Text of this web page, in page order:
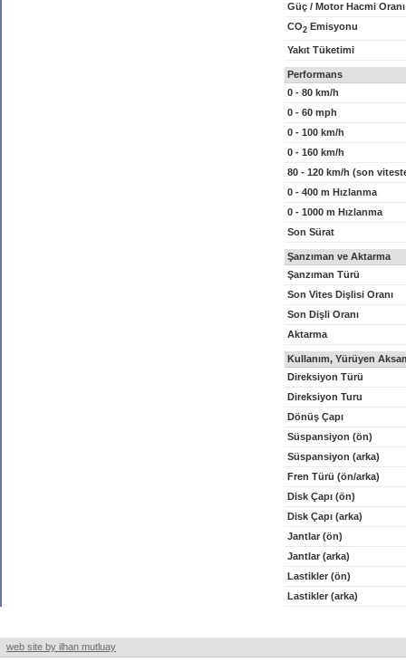
Güç / Motor Hacmi Oranı
CO2 Emisyonu
Yakıt Tüketimi
Performans
0 - 80 km/h
0 - 60 mph
0 - 100 km/h
0 - 160 km/h
80 - 120 km/h (son
0 - 400 m Hızlanma
0 - 1000 m Hızlanma
Son Sürat
Şanzıman ve Aktarma
Şanzıman Türü
Son Vites Dişlisi Oranı
Son Dişli Oranı
Aktarma
Kullanım, Yürüyen
Direksiyon Türü
Direksiyon Turu
Dönüş Çapı
Süspansiyon (ön)
Süspansiyon (arka)
Fren Türü (ön/arka)
Disk Çapı (ön)
Disk Çapı (arka)
Jantlar (ön)
Jantlar (arka)
Lastikler (ön)
Lastikler (arka)
web site by ilhan mutluay